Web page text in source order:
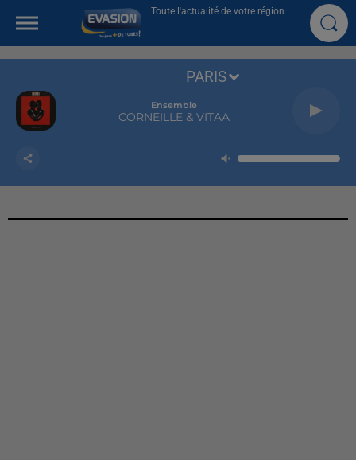
Toute l'actualité de votre région
Ensemble
CORNEILLE & VITAA
PARIS